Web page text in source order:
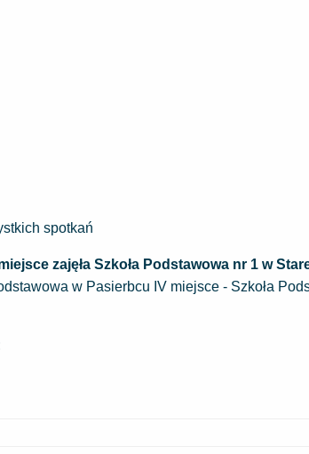
spotkań
miejsce zajęła Szkoła Podstawowa nr 1 w
w Pasierbcu IV miejsce - Szkoła